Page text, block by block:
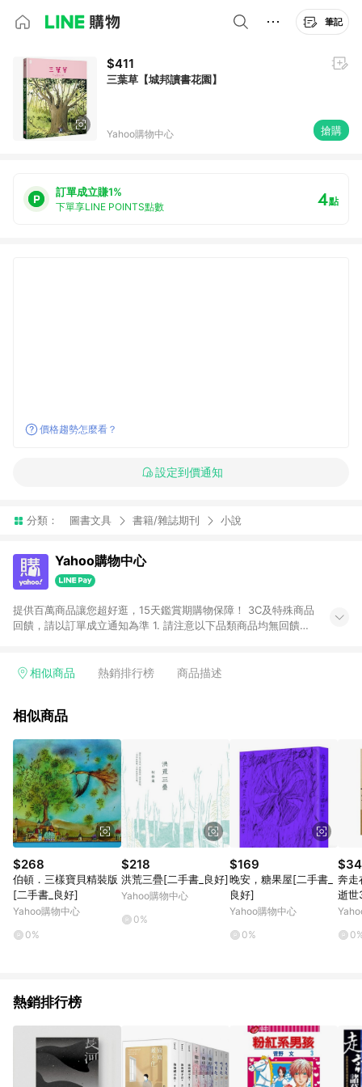
筆記
$411
三葉草【城邦讀書花園】
Yahoo購物中心 搶購
訂單成立賺1%
下單享LINE POINTS點數 4點
價格趨勢怎麼看？
設定到價通知
分類： 圖書文具 書籍/雜誌期刊 小說
Yahoo購物中心
提供百萬商品讓您超好逛，15天鑑賞期購物保障！ 3C及特殊商品
回饋，請以訂單成立通知為準 1. 請注意以下品類商品均無回饋：
電玩/遊戲/相機/單眼/鏡頭/拍立得 [2024/6/1起適用] -內接硬
的購回饋活動享Yahoo超贈點回饋者 - 購物中心商店之商品：商
3. 訂單回饋金額將扣除運費/購物金/超贈點/福利金/紅利折抵/折
價券等虛擬貨幣折抵 4. 大宗採購或批發轉賣不具回饋資格： 如
有相關事證認定您為大宗採購、批發轉賣而非最終消費使用者，
相關認定以Yahoo購物中心之認定為準
相似商品 熱銷排行榜 商品描述
相似商品
$268
伯頓．三樣寶貝精裝版
[二手書_良好]
Yahoo購物中心
0%
$218
洪荒三疊[二手書_良好]
Yahoo購物中心
0%
$169
晚安，糖果屋[二手書_
良好]
Yahoo購物中心
0%
奔走
逝世
熱銷排行榜